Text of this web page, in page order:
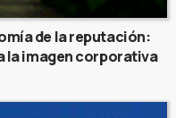
de la reputación:
la imagen corporativa